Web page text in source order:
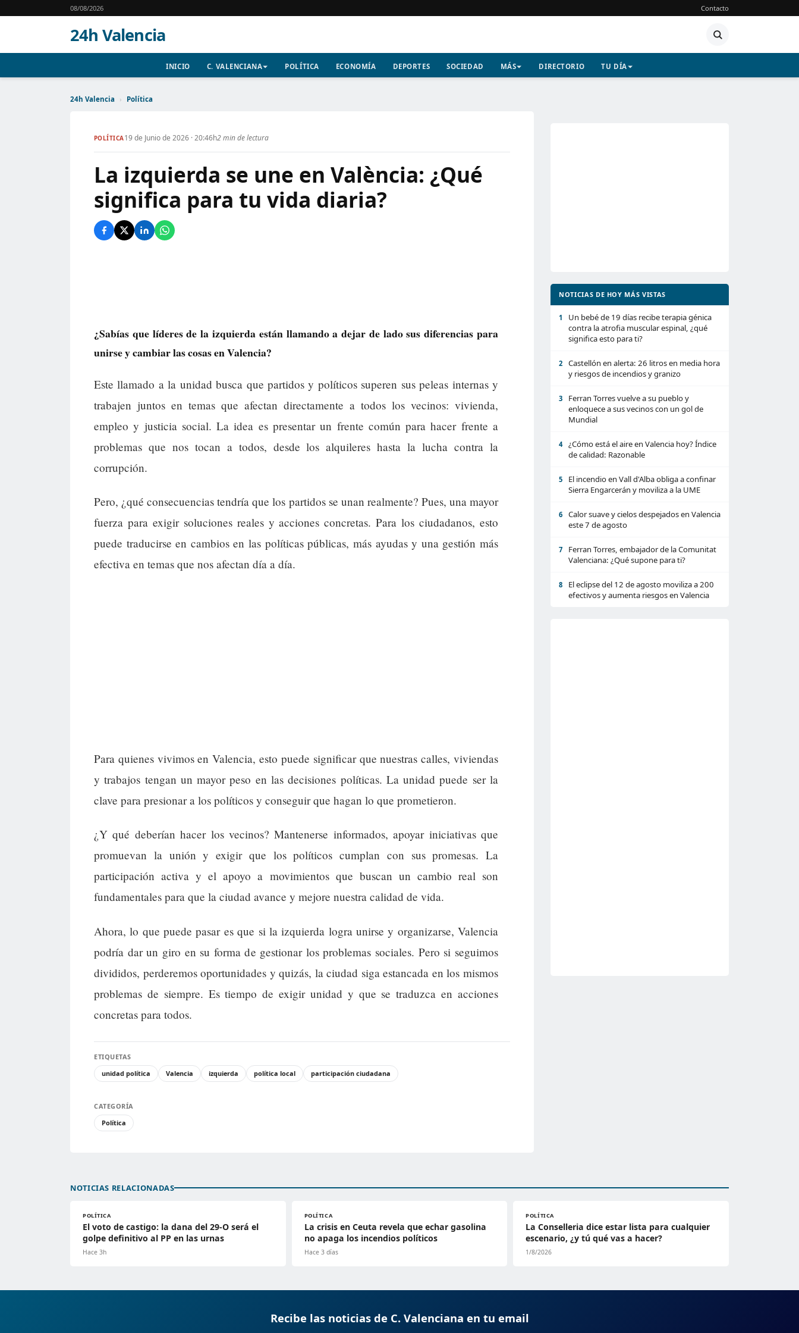
08/08/2026 Contacto
24h Valencia
INICIO C. VALENCIANA POLÍTICA ECONOMÍA DEPORTES SOCIEDAD MÁS DIRECTORIO TU DÍA
24h Valencia › Política
POLÍTICA19 de Junio de 2026 · 20:46h2 min de lectura
La izquierda se une en València: ¿Qué
significa para tu vida diaria?
¿Sabías que líderes de la izquierda están llamando a dejar de lado sus diferencias para
unirse y cambiar las cosas en Valencia?
Este llamado a la unidad busca que partidos y políticos superen sus peleas internas y
trabajen juntos en temas que afectan directamente a todos los vecinos: vivienda,
empleo y justicia social. La idea es presentar un frente común para hacer frente a
problemas que nos tocan a todos, desde los alquileres hasta la lucha contra la
corrupción.
Pero, ¿qué consecuencias tendría que los partidos se unan realmente? Pues, una mayor
fuerza para exigir soluciones reales y acciones concretas. Para los ciudadanos, esto
puede traducirse en cambios en las políticas públicas, más ayudas y una gestión más
efectiva en temas que nos afectan día a día.
Para quienes vivimos en Valencia, esto puede significar que nuestras calles, viviendas
y trabajos tengan un mayor peso en las decisiones políticas. La unidad puede ser la
clave para presionar a los políticos y conseguir que hagan lo que prometieron.
¿Y qué deberían hacer los vecinos? Mantenerse informados, apoyar iniciativas que
promuevan la unión y exigir que los políticos cumplan con sus promesas. La
participación activa y el apoyo a movimientos que buscan un cambio real son
fundamentales para que la ciudad avance y mejore nuestra calidad de vida.
Ahora, lo que puede pasar es que si la izquierda logra unirse y organizarse, Valencia
podría dar un giro en su forma de gestionar los problemas sociales. Pero si seguimos
divididos, perderemos oportunidades y quizás, la ciudad siga estancada en los mismos
problemas de siempre. Es tiempo de exigir unidad y que se traduzca en acciones
concretas para todos.
ETIQUETAS
unidad política
Valencia izquierda política local participación ciudadana
CATEGORÍA
Política
NOTICIAS DE HOY MÁS VISTAS
1
Un bebé de 19 días recibe terapia génica
contra la atrofia muscular espinal, ¿qué
significa esto para ti?
2
Castellón en alerta: 26 litros en media hora
y riesgos de incendios y granizo
3
Ferran Torres vuelve a su pueblo y
enloquece a sus vecinos con un gol de
Mundial
4
¿Cómo está el aire en Valencia hoy? Índice
de calidad: Razonable
5
El incendio en Vall d'Alba obliga a confinar
Sierra Engarcerán y moviliza a la UME
6
Calor suave y cielos despejados en Valencia
este 7 de agosto
7
Ferran Torres, embajador de la Comunitat
Valenciana: ¿Qué supone para ti?
8
El eclipse del 12 de agosto moviliza a 200
efectivos y aumenta riesgos en Valencia
NOTICIAS RELACIONADAS
POLÍTICA
El voto de castigo: la dana del 29-O será el
golpe definitivo al PP en las urnas
Hace 3h
POLÍTICA
La crisis en Ceuta revela que echar gasolina
no apaga los incendios políticos
Hace 3 días
POLÍTICA
La Conselleria dice estar lista para cualquier
escenario, ¿y tú qué vas a hacer?
1/8/2026
Recibe las noticias de C. Valenciana en tu email